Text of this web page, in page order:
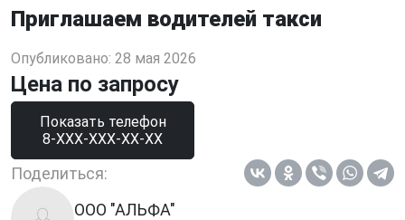
Приглашаем водителей такси
Опубликовано: 28 мая 2026
Цена по запросу
Показать телефон
8-XXX-XXX-XX-XX
Поделиться:
ООО "АЛЬФА"